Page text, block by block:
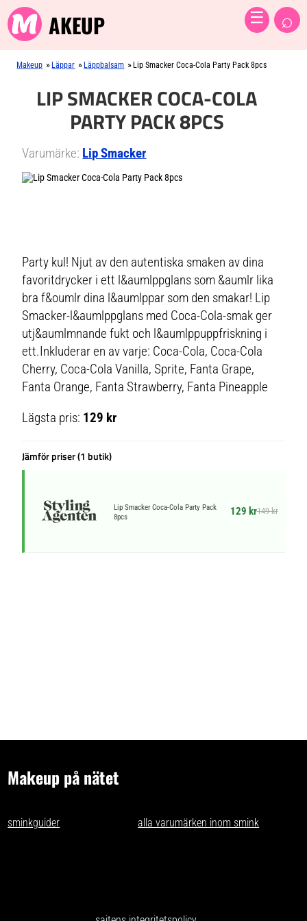
AKEUP ☰ ⌕
Makeup » Läppar » Läppbalsam » Lip Smacker Coca-Cola Party Pack 8pcs
LIP SMACKER COCA-COLA
PARTY PACK 8PCS
Varumärke: Lip Smacker
Party kul! Njut av den autentiska smaken av dina
favoritdrycker i ett l&aumlppglans som &aumlr lika
bra f&oumlr dina l&aumlppar som den smakar! Lip
Smacker-l&aumlppglans med Coca-Cola-smak ger
utj&aumlmnande fukt och l&aumlppuppfriskning i
ett.Inkluderar en av varje: Coca-Cola, Coca-Cola
Cherry, Coca-Cola Vanilla, Sprite, Fanta Grape,
Fanta Orange, Fanta Strawberry, Fanta Pineapple
Lägsta pris: 129 kr
Jämför priser (1 butik)
Lip Smacker Coca-Cola Party Pack
8pcs
129 kr149 kr
Makeup på nätet
sminkguider och listar nästanalla varumärken inom smink